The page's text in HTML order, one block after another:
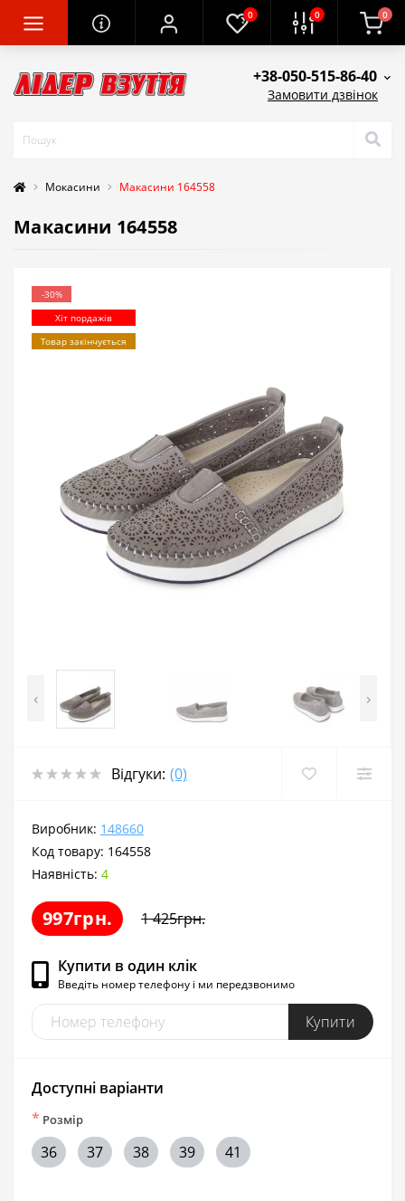
0 0 0
+38-050-515-86-40
Замовити дзвінок
Мокасини Макасини 164558
Макасини 164558
-30%
Хіт пордажів
Товар закінчується
‹ ›
Відгуки: (0)
Виробник: 148660
Код товару: 164558
Наявність: 4
997грн. 1 425грн.
Купити в один клік
Введіть номер телефону і ми передзвонимо
Купити
Доступні варіанти
* Розмір
36 37 38 39 41